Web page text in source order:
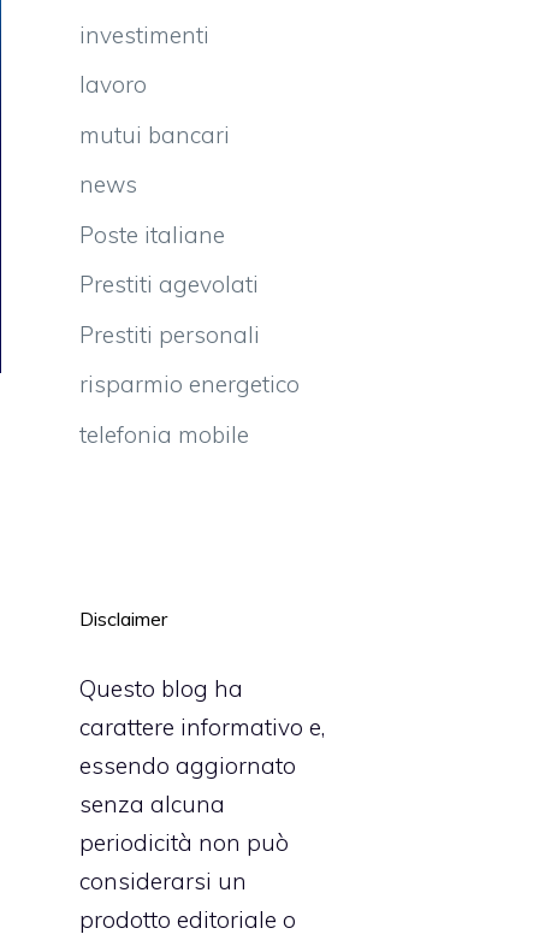
investimenti
lavoro
mutui bancari
news
Poste italiane
Prestiti agevolati
Prestiti personali
risparmio energetico
telefonia mobile
Disclaimer
Questo blog ha
carattere informativo e,
essendo aggiornato
senza alcuna
periodicità non può
considerarsi un
prodotto editoriale o